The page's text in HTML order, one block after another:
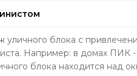
уличного блока с
Например: в домах ПИК -
блока находится над